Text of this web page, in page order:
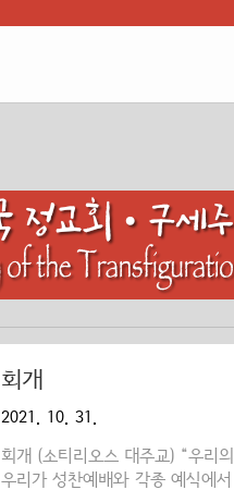
회개
2021. 10. 31.
회개 (소티리오스 대주교) “우리
우리가 성찬예배와 각종 예식에